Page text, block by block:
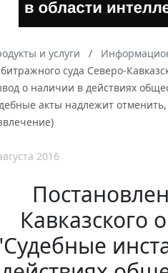
и услуги
суда Северо-
о наличии в действиях
акты надлежит
2016
Кавказского